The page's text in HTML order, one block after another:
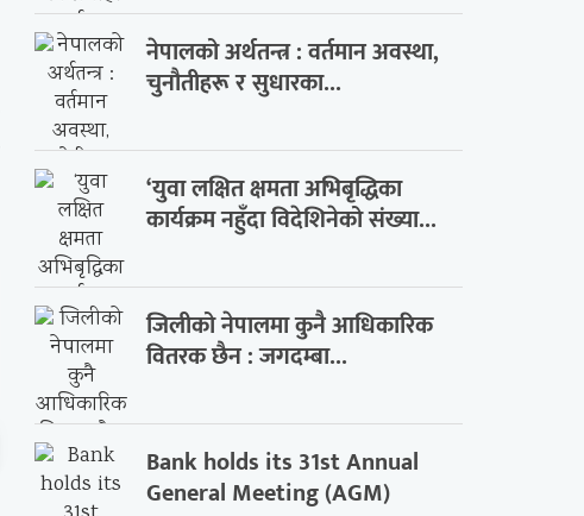
नेपालको अर्थतन्त्र : वर्तमान अवस्था,
चुनौतीहरू र सुधारका...
‘युवा लक्षित क्षमता अभिबृद्धिका
कार्यक्रम नहुँदा विदेशिनेको संख्या...
जिलीको नेपालमा कुनै आधिकारिक
वितरक छैन : जगदम्बा...
Bank holds its 31st Annual
General Meeting (AGM)